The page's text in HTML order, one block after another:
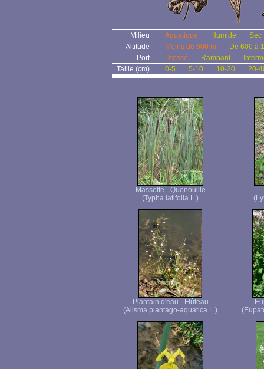
Milieu Aquatique Humide
Sec
Altitude
Moins de 600 m
De 600 à
Port
Dressé Rampant
Taille (cm)
0-5 5-10 10-20 20-
Massette - Quenouille
(Typha latifolia L.)
Plantain d'eau - Flûteau
(Alisma plantago-aquatica L.)